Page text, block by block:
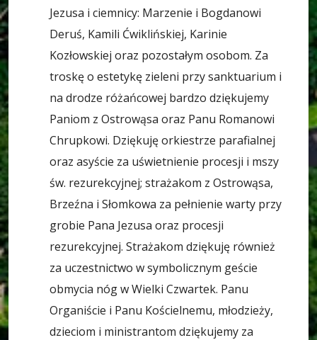
Jezusa i ciemnicy: Marzenie i Bogdanowi
Deruś, Kamili Ćwiklińskiej, Karinie
Kozłowskiej oraz pozostałym osobom. Za
troskę o estetykę zieleni przy sanktuarium i
na drodze różańcowej bardzo dziękujemy
Paniom z Ostrowąsa oraz Panu Romanowi
Chrupkowi. Dziękuję orkiestrze parafialnej
oraz asyście za uświetnienie procesji i mszy
św. rezurekcyjnej; strażakom z Ostrowąsa,
Brzeźna i Słomkowa za pełnienie warty przy
grobie Pana Jezusa oraz procesji
rezurekcyjnej. Strażakom dziękuję również
za uczestnictwo w symbolicznym geście
obmycia nóg w Wielki Czwartek. Panu
Organiście i Panu Kościelnemu, młodzieży,
dzieciom i ministrantom dziękujemy za